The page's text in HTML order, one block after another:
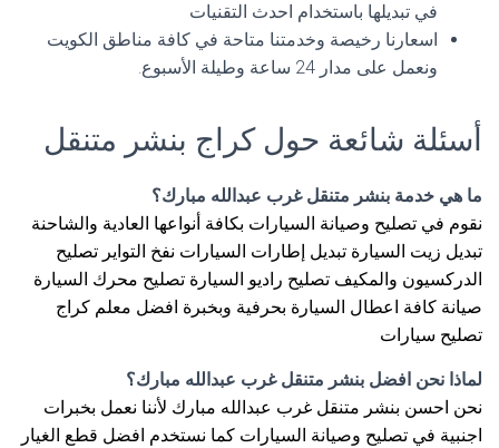
في تبديلها باستخدام احدث التقنيات
اسعارنا رخيصة وخدمتنا متاحة في كافة مناطق الكويت
ونعمل على مدار 24 ساعة وطيلة الأسبوع.
أسئلة شائعة حول كراج بنشر متنقل
ما هي خدمة بنشر متنقل غرب عبدالله مبارك؟
نقوم في تصليح وصيانة السيارات بكافة أنواعها العادية والشاحنة
تبديل زيت السيارة تبديل إطارات السيارات نفخ التواير تصليح
الدركسيون والمكيف تصليح راديو السيارة تصليح محرك السيارة
صيانة كافة اعطال السيارة بحرفية وبخبرة افضل معلم كراج
تصليح سيارات
لماذا نحن افضل بنشر متنقل غرب عبدالله مبارك؟
نحن احسن بنشر متنقل غرب عبدالله مبارك لأننا نعمل بخبرات
اجنبية في تصليح وصيانة السيارات كما نستخدم افضل قطع الغيار